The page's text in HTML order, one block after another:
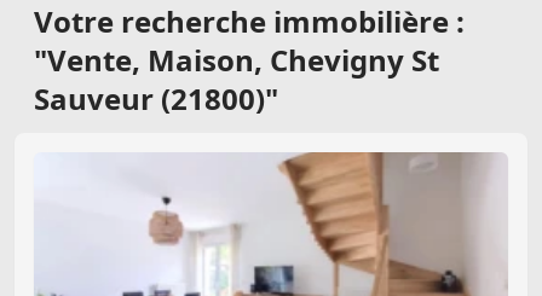
Votre recherche immobilière :
"Vente, Maison, Chevigny St
Sauveur (21800)"